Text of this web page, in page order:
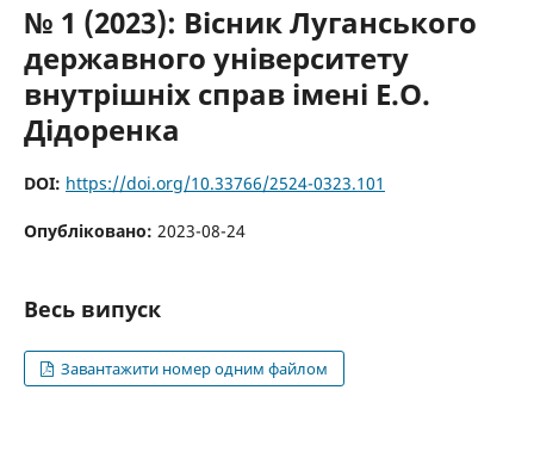
№ 1 (2023): Вісник Луганського
державного університету
внутрішніх справ імені Е.О.
Дідоренка
DOI: https://doi.org/10.33766/2524-0323.101
Опубліковано: 2023-08-24
Весь випуск
Завантажити номер одним файлом